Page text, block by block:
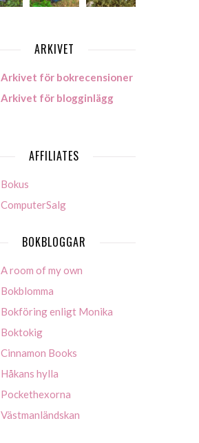
ARKIVET
Arkivet för bokrecensioner
Arkivet för blogginlägg
AFFILIATES
Bokus
ComputerSalg
BOKBLOGGAR
A room of my own
Bokblomma
Bokföring enligt Monika
Boktokig
Cinnamon Books
Håkans hylla
Pockethexorna
Västmanländskan